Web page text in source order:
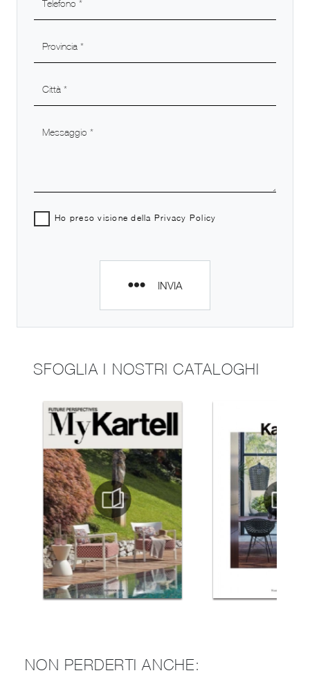
Ho preso visione della Privacy Policy
INVIA
SFOGLIA I NOSTRI CATALOGHI
NON PERDERTI ANCHE: